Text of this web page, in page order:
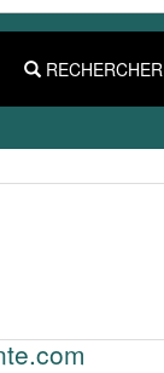
RECHERCHER